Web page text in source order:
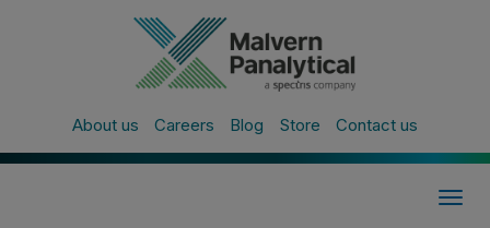
About us Careers Blog Store Contact us